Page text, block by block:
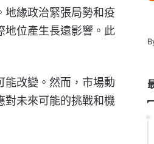
地緣政治緊張局勢和疫
地位產生長遠影響。此
能改變。然而，市場動
對未來可能的挑戰和機